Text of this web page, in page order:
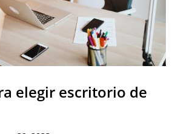
elegir escritorio de